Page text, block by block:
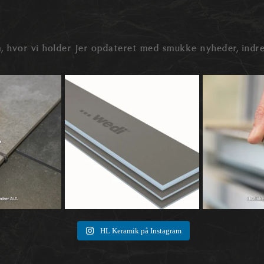
hvor vi holder Jer opdateret med smukke nyheder,
ofte ved
🛠️ Hvad er wedi byggeplader – og hvad kan
0
🔍 Rektificerede
HL Keramik på Instagram